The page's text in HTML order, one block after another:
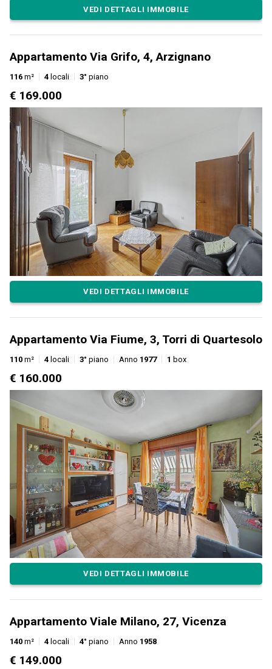
VEDI DETTAGLI IMMOBILE
Appartamento Via Grifo, 4, Arzignano
116 m² 4 locali 3° piano
€ 169.000
VEDI DETTAGLI IMMOBILE
Appartamento Via Fiume, 3, Torri di Quartesolo
110 m² 4 locali 3° piano Anno 1977 1 box
€ 160.000
VEDI DETTAGLI IMMOBILE
Appartamento Viale Milano, 27, Vicenza
140 m² 4 locali 4° piano Anno 1958
€ 149.000